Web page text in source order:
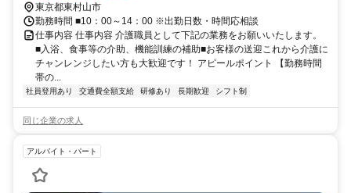
東京都東村山市
勤務時間 ■10：00～14：00 ※出勤日数・時間応相談
仕事内容 仕事内容 介護職員として下記の業務をお願いいたします。
■入浴、食事等の介助、機能訓練の補助■お客様の送迎これから介護に
チャンレンジしたい方も大歓迎です！ アピールポイント 【勤務時間
帯の...
社員登用あり 交通費全額支給 研修あり 長期歓迎 シフト制
同じ企業の求人
アルバイト・パート